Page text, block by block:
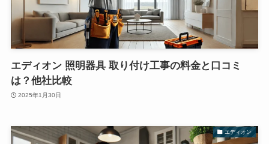
エディオン 照明器具 取り付け工事の料金と口コミ
は？他社比較
2025年1月30日
エディオン